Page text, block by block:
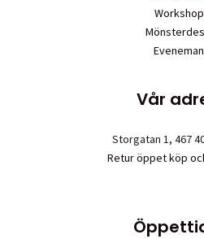
Vår
Storgatan 1, 467
Retur öppet köp